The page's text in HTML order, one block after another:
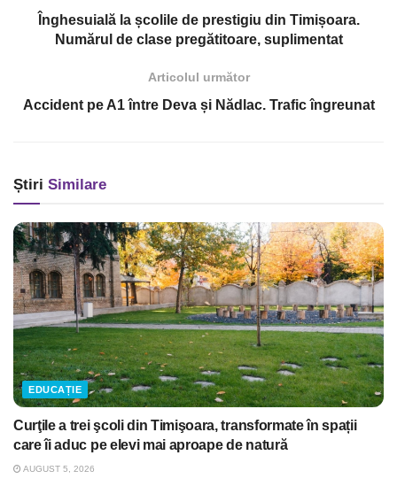
Înghesuială la școlile de prestigiu din Timișoara.
Numărul de clase pregătitoare, suplimentat
Articolul următor
Accident pe A1 între Deva și Nădlac. Trafic îngreunat
Știri Similare
EDUCAȚIE
Curţile a trei şcoli din Timişoara, transformate în spații
care îi aduc pe elevi mai aproape de natură
AUGUST 5, 2026